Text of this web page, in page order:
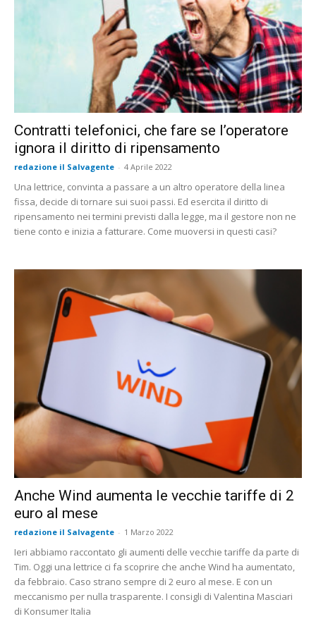
Contratti telefonici, che fare se l’operatore
ignora il diritto di ripensamento
redazione il Salvagente - 4 Aprile 2022
Una lettrice, convinta a passare a un altro operatore della linea
fissa, decide di tornare sui suoi passi. Ed esercita il diritto di
ripensamento nei termini previsti dalla legge, ma il gestore non ne
tiene conto e inizia a fatturare. Come muoversi in questi casi?
Anche Wind aumenta le vecchie tariffe di 2
euro al mese
redazione il Salvagente - 1 Marzo 2022
Ieri abbiamo raccontato gli aumenti delle vecchie tariffe da parte di
Tim. Oggi una lettrice ci fa scoprire che anche Wind ha aumentato,
da febbraio. Caso strano sempre di 2 euro al mese. E con un
meccanismo per nulla trasparente. I consigli di Valentina Masciari
di Konsumer Italia